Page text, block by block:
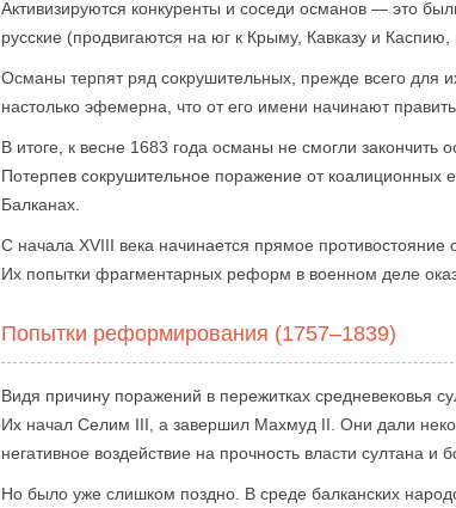
Активизируются конкуренты и соседи османов — это
русские (продвигаются на юг к Крыму, Кавказу и
Османы терпят ряд сокрушительных, прежде всего для
настолько эфемерна, что от его имени начинают
В итоге, к весне 1683 года османы не смогли
Потерпев сокрушительное поражение от коалиционных
Балканах.
С начала XVIII века начинается прямое
Их попытки фрагментарных реформ в военном деле
Попытки реформирования (1757–1839)
Видя причину поражений в пережитках средневековья
Их начал Селим III, а завершил Махмуд II. Они дали
негативное воздействие на прочность власти султана и
Но было уже слишком поздно. В среде балканских